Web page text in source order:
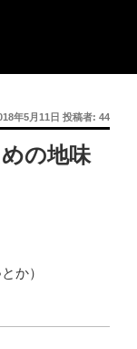
年5月11日 投稿者: 44
の地味
か）